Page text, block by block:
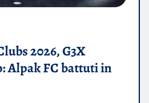
2026, G3X
Alpak FC battuti in